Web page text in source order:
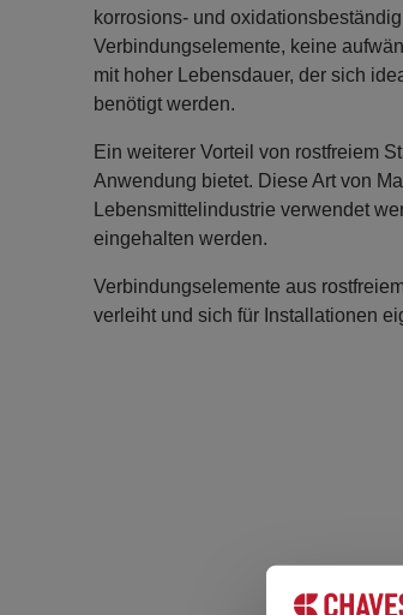
korrosions- und
Verbindungselemente, keine
mit hoher Lebensdauer, der sich
benötigt werden.
Ein weiterer Vorteil von rostfreiem
Anwendung bietet. Diese Art von
Lebensmittelindustrie verwendet
eingehalten werden.
Verbindungselemente aus
verleiht und sich für Installationen